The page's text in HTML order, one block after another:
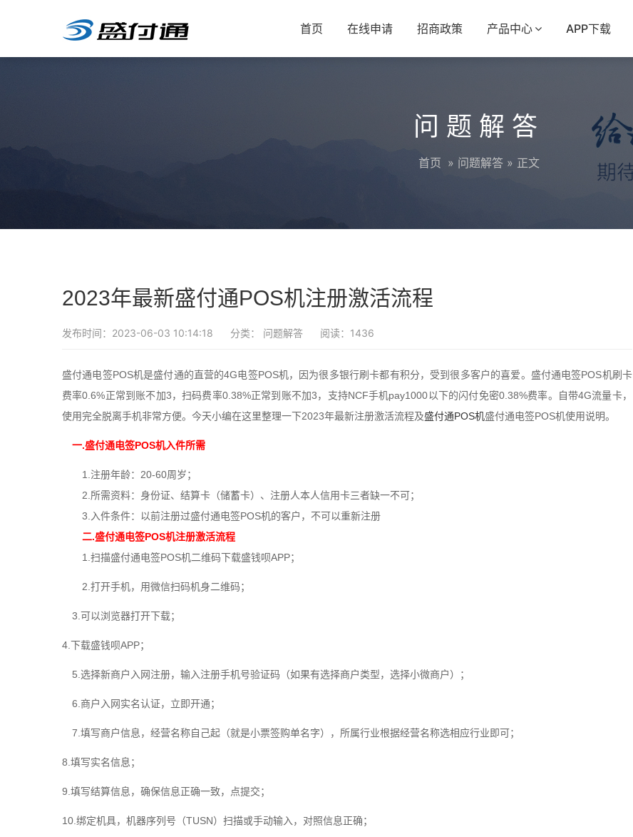
首页 在线申请 招商政策 产品中心 APP下载
问题解答
首页 » 问题解答 » 正文
2023年最新盛付通POS机注册激活流程
发布时间：2023-06-03 10:14:18 分类： 问题解答 阅读：1436
盛付通电签POS机是盛付通的直营的4G电签POS机，因为很多银行刷卡都有积分，受到很多客户的喜爱。盛付通电签POS机刷卡
费率0.6%正常到账不加3，扫码费率0.38%正常到账不加3，支持NCF手机pay1000以下的闪付免密0.38%费率。自带4G流量卡，
使用完全脱离手机非常方便。今天小编在这里整理一下2023年最新注册激活流程及盛付通POS机盛付通电签POS机使用说明。
一.盛付通电签POS机入件所需
1.注册年龄：20-60周岁；
2.所需资料：身份证、结算卡（储蓄卡）、注册人本人信用卡三者缺一不可；
3.入件条件：以前注册过盛付通电签POS机的客户，不可以重新注册
二.盛付通电签POS机注册激活流程
1.扫描盛付通电签POS机二维码下载盛钱呗APP；
2.打开手机，用微信扫码机身二维码；
3.可以浏览器打开下载；
4.下载盛钱呗APP；
5.选择新商户入网注册，输入注册手机号验证码（如果有选择商户类型，选择小微商户）；
6.商户入网实名认证，立即开通；
7.填写商户信息，经营名称自己起（就是小票签购单名字），所属行业根据经营名称选相应行业即可；
8.填写实名信息；
9.填写结算信息，确保信息正确一致，点提交；
10.绑定机具，机器序列号（TUSN）扫描或手动输入，对照信息正确；